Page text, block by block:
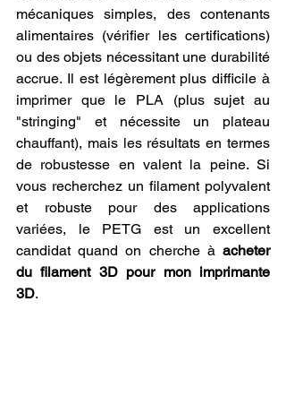
mécaniques simples, des contenants
alimentaires (vérifier les certifications)
ou des objets nécessitant une durabilité
accrue. Il est légèrement plus difficile à
imprimer que le PLA (plus sujet au
"stringing" et nécessite un plateau
chauffant), mais les résultats en termes
de robustesse en valent la peine. Si
vous recherchez un filament polyvalent
et robuste pour des applications
variées, le PETG est un excellent
candidat quand on cherche à acheter
du filament 3D pour mon imprimante
3D.